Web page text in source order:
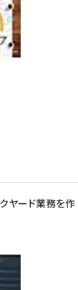
ヤード業務を作